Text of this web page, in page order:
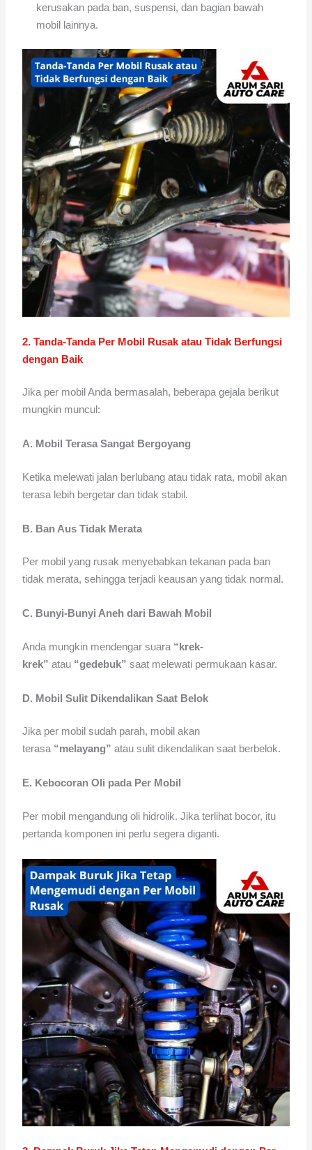
kerusakan pada ban, suspensi, dan bagian bawah
mobil lainnya.
2. Tanda-Tanda Per Mobil Rusak atau Tidak Berfungsi
dengan Baik
Jika per mobil Anda bermasalah, beberapa gejala berikut
mungkin muncul:
A. Mobil Terasa Sangat Bergoyang
Ketika melewati jalan berlubang atau tidak rata, mobil akan
terasa lebih bergetar dan tidak stabil.
B. Ban Aus Tidak Merata
Per mobil yang rusak menyebabkan tekanan pada ban
tidak merata, sehingga terjadi keausan yang tidak normal.
C. Bunyi-Bunyi Aneh dari Bawah Mobil
Anda mungkin mendengar suara “krek-
krek” atau “gedebuk” saat melewati permukaan kasar.
D. Mobil Sulit Dikendalikan Saat Belok
Jika per mobil sudah parah, mobil akan
terasa “melayang” atau sulit dikendalikan saat berbelok.
E. Kebocoran Oli pada Per Mobil
Per mobil mengandung oli hidrolik. Jika terlihat bocor, itu
pertanda komponen ini perlu segera diganti.